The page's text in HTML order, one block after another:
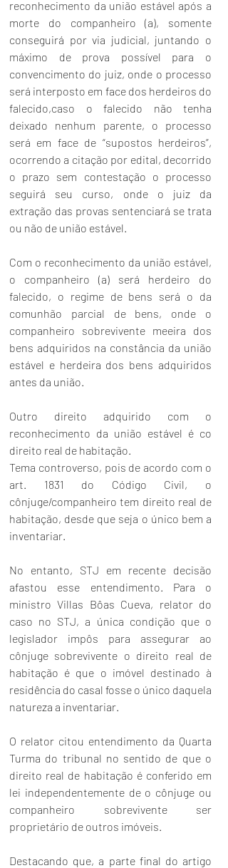
reconhecimento da união estável após a
morte do companheiro (a), somente
conseguirá por via judicial, juntando o
máximo de prova possível para o
convencimento do juiz, onde o processo
será interposto em face dos herdeiros do
falecido,caso o falecido não tenha
deixado nenhum parente, o processo
será em face de “supostos herdeiros”,
ocorrendo a citação por edital, decorrido
o prazo sem contestação o processo
seguirá seu curso, onde o juiz da
extração das provas sentenciará se trata
ou não de união estável.
Com o reconhecimento da união estável,
o companheiro (a) será herdeiro do
falecido, o regime de bens será o da
comunhão parcial de bens, onde o
companheiro sobrevivente meeira dos
bens adquiridos na constância da união
estável e herdeira dos bens adquiridos
antes da união.
Outro direito adquirido com o
reconhecimento da união estável é co
direito real de habitação.
Tema controverso, pois de acordo com o
art. 1831 do Código Civil, o
cônjuge/companheiro tem direito real de
habitação, desde que seja o único bem a
inventariar.
No entanto, STJ em recente decisão
afastou esse entendimento. Para o
ministro Villas Bôas Cueva, relator do
caso no STJ, a única condição que o
legislador impôs para assegurar ao
cônjuge sobrevivente o direito real de
habitação é que o imóvel destinado à
residência do casal fosse o único daquela
natureza a inventariar.
O relator citou entendimento da Quarta
Turma do tribunal no sentido de que o
direito real de habitação é conferido em
lei independentemente de o cônjuge ou
companheiro sobrevivente ser
proprietário de outros imóveis.
Destacando que, a parte final do artigo